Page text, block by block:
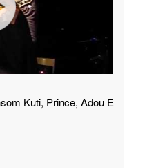
Kuti, Prince, Adou E